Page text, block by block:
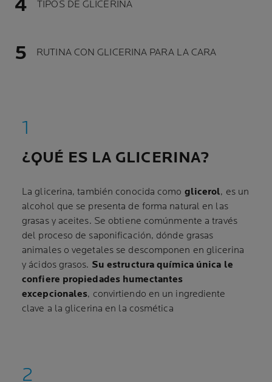
TIPOS DE GLICERINA
RUTINA CON GLICERINA PARA LA CARA
¿QUÉ ES LA GLICERINA?
La glicerina, también conocida como glicerol, es un
alcohol que se presenta de forma natural en las
grasas y aceites. Se obtiene comúnmente a través
del proceso de saponificación, dónde grasas
animales o vegetales se descomponen en glicerina
y ácidos grasos. Su estructura química única le
confiere propiedades humectantes
excepcionales, convirtiendo en un ingrediente
clave a la glicerina en la cosmética